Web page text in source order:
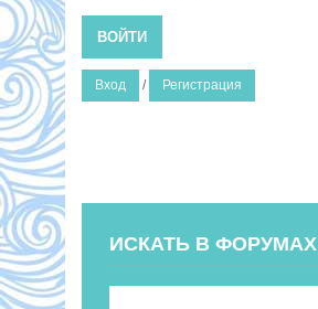
ВОЙТИ
Вход / Регистрация
ИСКАТЬ В ФОРУМАХ